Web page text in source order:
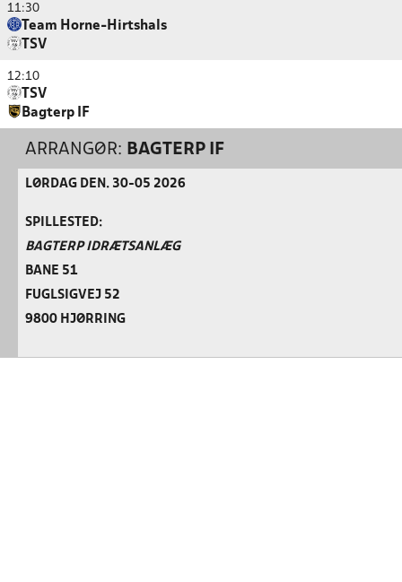
11:30
Team Horne-Hirtshals
TSV
12:10
TSV
Bagterp IF
ARRANGØR: BAGTERP IF
LØRDAG DEN. 30-05 2026
SPILLESTED:
BAGTERP IDRÆTSANLÆG
BANE 51
FUGLSIGVEJ 52
9800 HJØRRING